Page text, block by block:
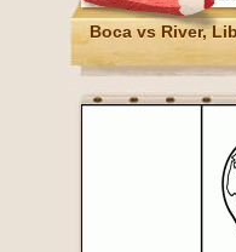
Boca vs River,